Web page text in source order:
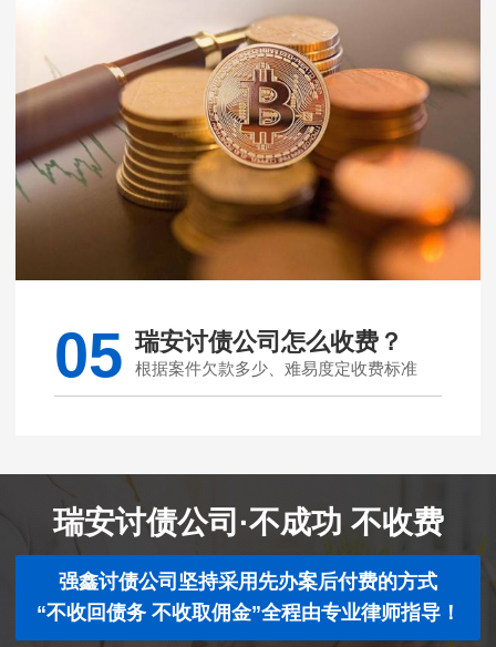
05 瑞安讨债公司怎么收费？
根据案件欠款多少、难易度定收费标准
瑞安讨债公司·不成功 不收费
强鑫讨债公司坚持采用先办案后付费的方式
“不收回债务 不收取佣金”全程由专业律师指导！